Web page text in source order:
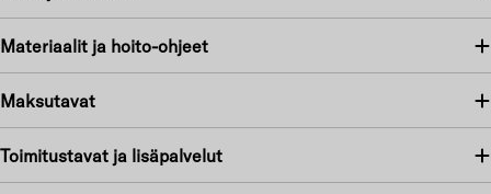
Materiaalit ja hoito-ohjeet
Maksutavat
Toimitustavat ja lisäpalvelut